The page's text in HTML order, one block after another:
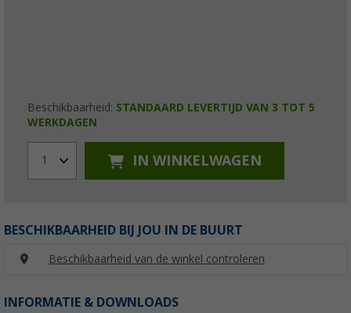
Beschikbaarheid: STANDAARD LEVERTIJD VAN 3 TOT 5
WERKDAGEN
1 IN WINKELWAGEN
BESCHIKBAARHEID BIJ JOU IN DE BUURT
Beschikbaarheid van de winkel controleren
INFORMATIE & DOWNLOADS